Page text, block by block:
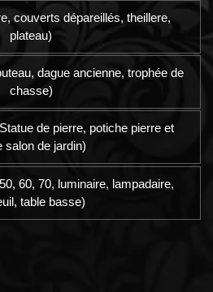
couverts dépareillés, theillere,
plateau)
dague ancienne, trophée de
chasse)
de pierre, potiche pierre et
salon de jardin)
60, 70, luminaire, lampadaire,
table basse)